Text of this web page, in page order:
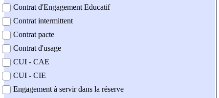
Contrat d'Engagement Educatif
Contrat intermittent
Contrat pacte
Contrat d'usage
CUI - CAE
CUI - CIE
Engagement à servir dans la réserve